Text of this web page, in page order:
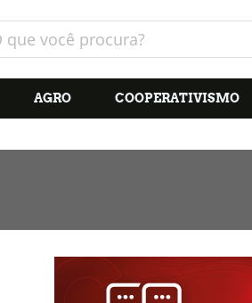
AGRO COOPERATIVISMO